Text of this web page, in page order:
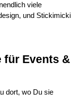
viele
und Stickimicki
für Events &
dort, wo Du sie